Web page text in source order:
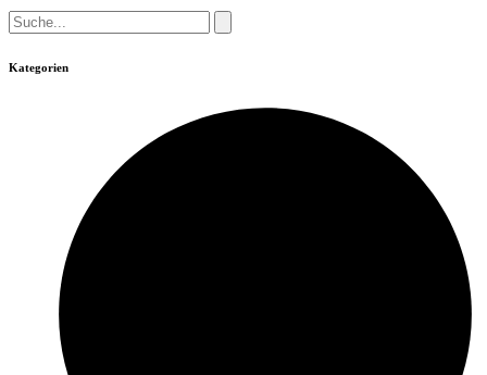
Suche...
Kategorien